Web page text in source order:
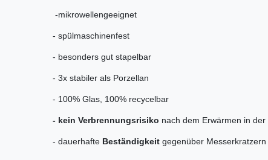
-mikrowellengeeignet
- spülmaschinenfest
- besonders gut stapelbar
- 3x stabiler als Porzellan
- 100% Glas, 100% recycelbar
- kein Verbrennungsrisiko nach dem Erwärmen in der
- dauerhafte Beständigkeit gegenüber Messerkratzern